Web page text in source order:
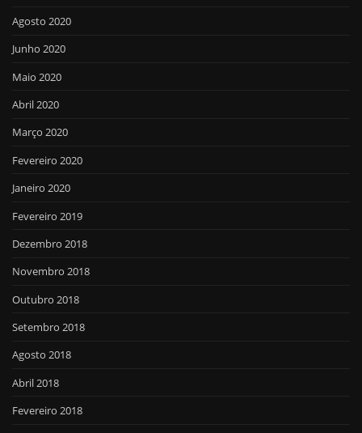
Agosto 2020
Junho 2020
Maio 2020
Abril 2020
Março 2020
Fevereiro 2020
Janeiro 2020
Fevereiro 2019
Dezembro 2018
Novembro 2018
Outubro 2018
Setembro 2018
Agosto 2018
Abril 2018
Fevereiro 2018